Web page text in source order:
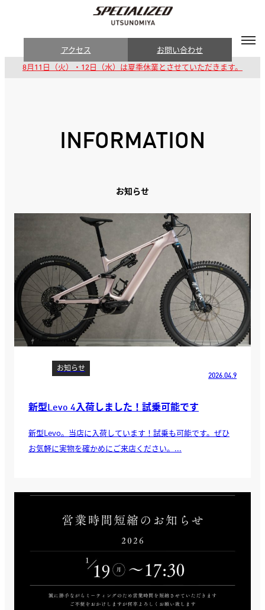
アクセス お問い合わせ
8月11日（火）・12日（水）は夏季休業とさせていただきます。
INFORMATION
お知らせ
お知らせ
2026.04.9
新型Levo 4入荷しました！試乗可能です
新型Levo。当店に入荷しています！試乗も可能です。ぜひ
お気軽に実物を確かめにご来店ください。...